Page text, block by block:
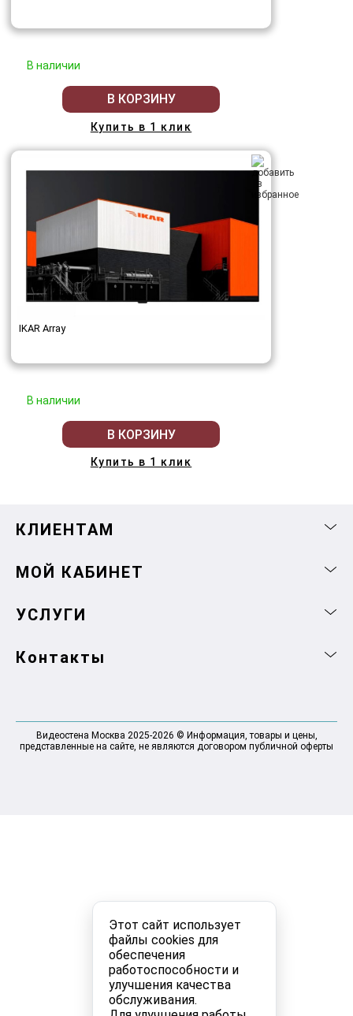
Этот сайт использует
файлы cookies для
обеспечения
работоспособности и
улучшения качества
обслуживания.
В наличии
В КОРЗИНУ
Купить в 1 клик
IKAR Array
В наличии
В КОРЗИНУ
Купить в 1 клик
КЛИЕНТАМ
МОЙ КАБИНЕТ
УСЛУГИ
Контакты
Видеостена Москва 2025-2026 © Информация, товары и цены,
представленные на сайте, не являются договором публичной оферты